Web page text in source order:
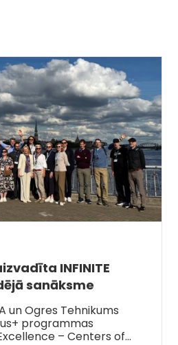
INFINITE
sanāksme
un Ogres Tehnikums
programmas
– Centers of…